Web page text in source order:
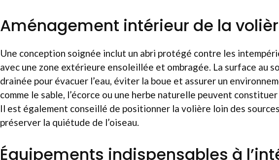
Aménagement intérieur de la
Une conception soignée inclut un abri protégé contre les
avec une zone extérieure ensoleillée et ombragée. La surface au
drainée pour évacuer l’eau, éviter la boue et assurer un
comme le sable, l’écorce ou une herbe naturelle peuvent
Il est également conseillé de positionner la volière loin des
préserver la quiétude de l’oiseau.
Équipements indispensables à